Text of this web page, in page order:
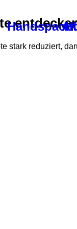
stark reduziert,